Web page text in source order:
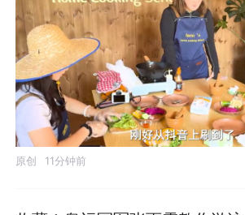
原创 11分钟前